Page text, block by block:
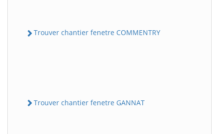
Trouver chantier fenetre COMMENTRY
Trouver chantier fenetre GANNAT